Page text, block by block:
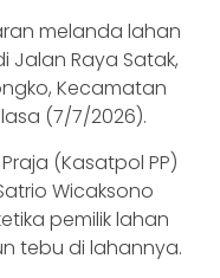
melanda lahan
Jalan Raya Satak,
Kecamatan
(7/7/2026).
(Kasatpol PP)
Wicaksono
pemilik lahan
tebu di lahannya.